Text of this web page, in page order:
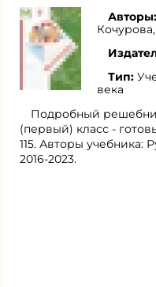
Авторы:
Кочурова,
Тип:
века
Подробный
(первый) класс -
115. Авторы учебника:
2016-2023.